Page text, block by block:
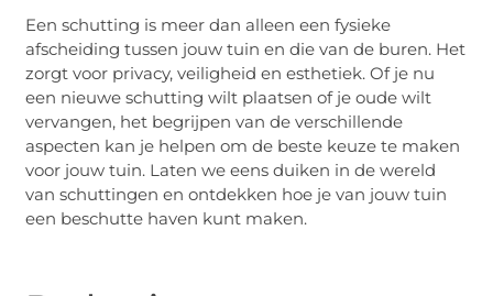
Een schutting is meer dan alleen een fysieke
afscheiding tussen jouw tuin en die van de buren. Het
zorgt voor privacy, veiligheid en esthetiek. Of je nu
een nieuwe schutting wilt plaatsen of je oude wilt
vervangen, het begrijpen van de verschillende
aspecten kan je helpen om de beste keuze te maken
voor jouw tuin. Laten we eens duiken in de wereld
van schuttingen en ontdekken hoe je van jouw tuin
een beschutte haven kunt maken.